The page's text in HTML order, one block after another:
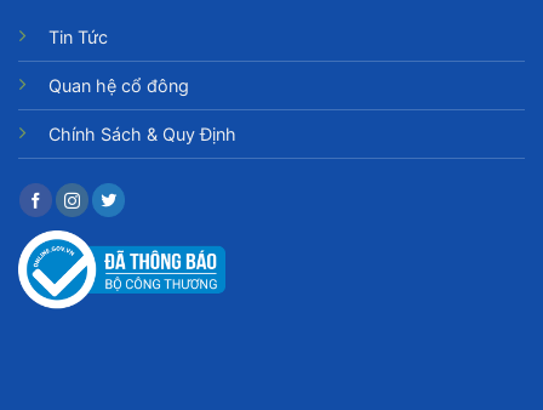
Tin Tức
Quan hệ cổ đông
Chính Sách & Quy Định